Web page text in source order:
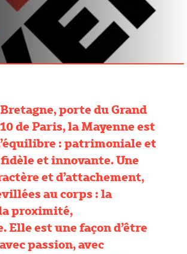
porte du Grand
de Paris, la Mayenne est
: patrimoniale et
et innovante. Une
et d’attachement,
au corps : la
proximité,
Elle est une façon d’être
passion, avec